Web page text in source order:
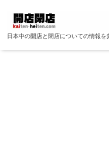
日本中の開店と閉店についての情報を